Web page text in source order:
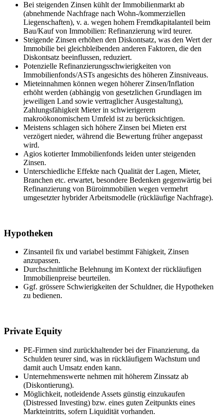
Bei steigenden Zinsen kühlt der Immobilienmarkt ab
(abnehmende Nachfrage nach Wohn-/kommerziellen
Liegenschaften), v. a. wegen hohem Fremdkapitalanteil beim
Bau/Kauf von Immobilien: Refinanzierung wird teurer.
Steigende Zinsen erhöhen den Diskontsatz, was den Wert der
Immobilie bei gleichbleibenden anderen Faktoren, die den
Diskontsatz beeinflussen, reduziert.
Potenzielle Refinanzierungsschwierigkeiten von
Immobilienfonds/ASTs angesichts des höheren Zinsniveaus.
Mieteinnahmen können wegen höherer Zinsen/Inflation
erhöht werden (abhängig von gesetzlichen Grundlagen im
jeweiligen Land sowie vertraglicher Ausgestaltung),
Zahlungsfähigkeit Mieter in schwierigerem
makroökonomischem Umfeld ist zu berücksichtigen.
Meistens schlagen sich höhere Zinsen bei Mieten erst
verzögert nieder, während die Bewertung früher angepasst
wird.
Agios kotierter Immobilienfonds leiden unter steigenden
Zinsen.
Unterschiedliche Effekte nach Qualität der Lagen, Mieter,
Branchen etc. erwartet, besondere Bedenken gegenwärtig bei
Refinanzierung von Büroimmobilien wegen vermehrt
umgesetzter hybrider Arbeitsmodelle (rückläufige Nachfrage).
Hypotheken
Zinsanteil fix und variabel bestimmt Fähigkeit, Zinsen
anzupassen.
Durchschnittliche Belehnung im Kontext der rückläufigen
Immobilienpreise beurteilen.
Ggf. grössere Schwierigkeiten der Schuldner, die Hypotheken
zu bedienen.
Private Equity
PE-Firmen sind zurückhaltender bei der Finanzierung, da
Schulden teurer sind, was in rückläufigem Wachstum und
damit auch Umsatz enden kann.
Unternehmenswerte nehmen mit höherem Zinssatz ab
(Diskontierung).
Möglichkeit, notleidende Assets günstig einzukaufen
(Distressed Investing) bzw. eines guten Zeitpunkts eines
Markteintritts, sofern Liquidität vorhanden.